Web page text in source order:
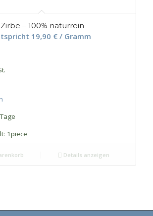
– 100% naturrein
19,90 €/ Gramm
1piece
Details anzeigen